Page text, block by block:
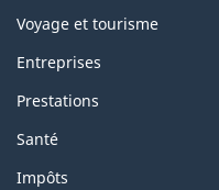
Voyage et tourisme
Entreprises
Prestations
Santé
Impôts